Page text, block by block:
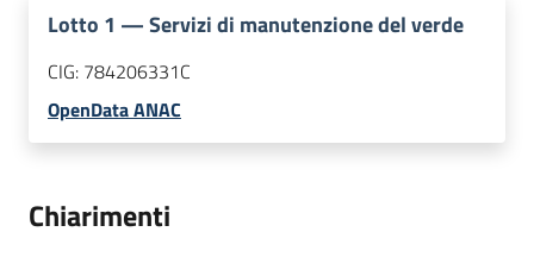
Lotto 1 —Servizi di manutenzione del verde
CIG: 784206331C
OpenData ANAC
Chiarimenti